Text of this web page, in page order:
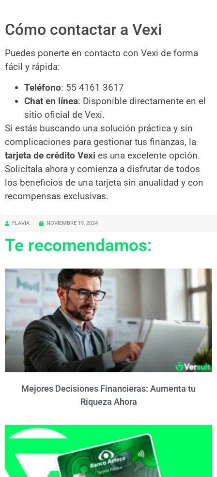
Cómo contactar a Vexi
Puedes ponerte en contacto con Vexi de forma
fácil y rápida:
Teléfono: 55 4161 3617
Chat en línea: Disponible directamente en el
sitio oficial de Vexi.
Si estás buscando una solución práctica y sin
complicaciones para gestionar tus finanzas, la
tarjeta de crédito Vexi es una excelente opción.
Solicítala ahora y comienza a disfrutar de todos
los beneficios de una tarjeta sin anualidad y con
recompensas exclusivas.
FLAVIA NOVIEMBRE 19, 2024
Te recomendamos:
Mejores Decisiones Financieras: Aumenta tu
Riqueza Ahora